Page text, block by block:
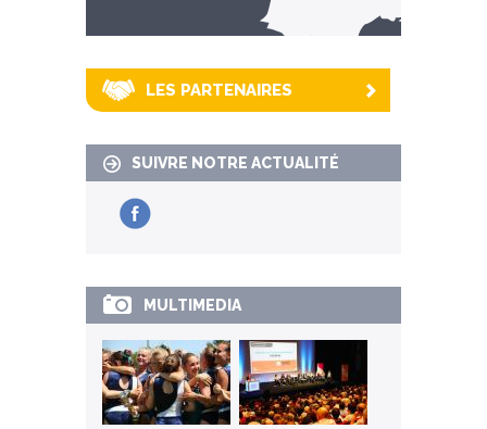
km alentour
LES PARTENAIRES
SUIVRE NOTRE ACTUALITÉ
MULTIMEDIA